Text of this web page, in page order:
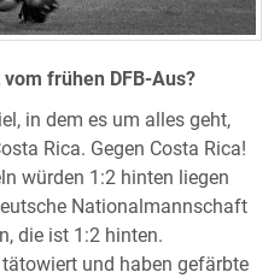
frühen DFB-Aus?
in dem es um alles geht,
Rica. Gegen Costa Rica!
würden 1:2 hinten liegen
Nationalmannschaft
die ist 1:2 hinten.
und haben gefärbte